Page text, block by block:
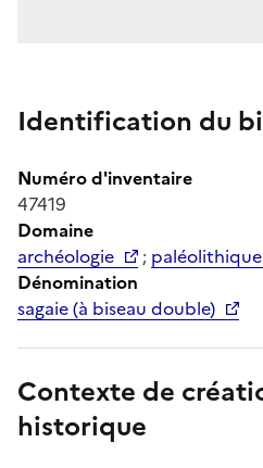
Identification du
Numéro d'inventaire
47419
Domaine
archéologie
; paléolithique
Dénomination
sagaie (à biseau double)
Contexte de
historique